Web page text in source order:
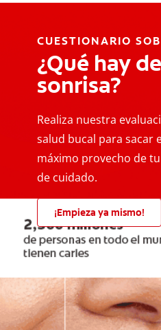
CUESTIONARIO
¿Qué hay
sonrisa?
Realiza nuestra
salud bucal para sacar
máximo provecho de
de cuidado.
¡Empieza ya mismo!